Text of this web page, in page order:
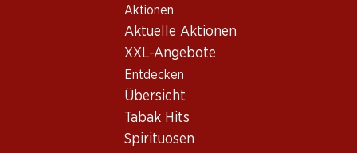
Aktionen
Aktuelle Aktionen
XXL-Angebote
Entdecken
Übersicht
Tabak Hits
Spirituosen
Wein/Champagner
Baden (D) Maître de Plaisir Litchi